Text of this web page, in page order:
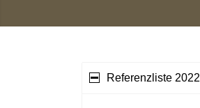
Referenzliste 2022